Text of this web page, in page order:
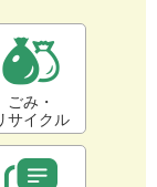
ごみ・
サイクル